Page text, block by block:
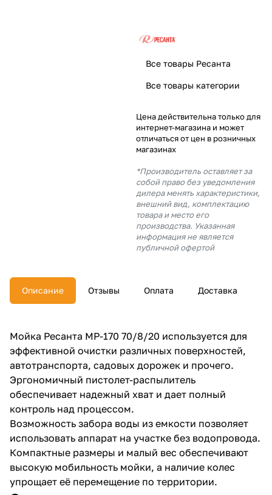
Все товары Ресанта
Все товары категории
Цена действительна только для
интернет-магазина и может
отличаться от цен в розничных
магазинах
*Производитель оставляет за
собой право без уведомления
дилера менять характеристики,
внешний вид, комплектацию
товара и место его
производства. Указанная
информация не является
публичной офертой
Описание Отзывы Оплата Доставка
Мойка Ресанта МР-170 70/8/20 используется для
эффективной очистки различных поверхностей,
автотранспорта, садовых дорожек и прочего.
Эргономичный пистолет-распылитель
обеспечивает надежный хват и дает полный
контроль над процессом.
Возможность забора воды из емкости позволяет
использовать аппарат на участке без водопровода.
Компактные размеры и малый вес обеспечивают
высокую мобильность мойки, а наличие колес
упрощает её перемещение по территории.
% картой любого банка
% будут
с вашей карты
недели